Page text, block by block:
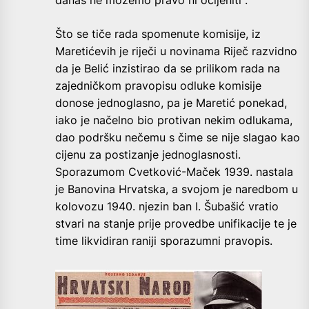
Što se tiče rada spomenute komisije, iz
Maretićevih je riječi u novinama Riječ razvidno
da je Belić inzistirao da se prilikom rada na
zajedničkom pravopisu odluke komisije
donose jednoglasno, pa je Maretić ponekad,
iako je načelno bio protivan nekim odlukama,
dao podršku nečemu s čime se nije slagao kao
cijenu za postizanje jednoglasnosti.
Sporazumom Cvetković-Maček 1939. nastala
je Banovina Hrvatska, a svojom je naredbom u
kolovozu 1940. njezin ban I. Šubašić vratio
stvari na stanje prije provedbe unifikacije te je
time likvidiran raniji sporazumni pravopis.